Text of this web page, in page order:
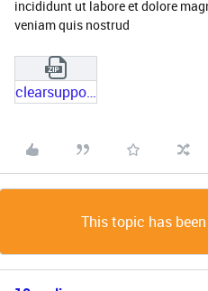
incididunt ut labore et dolore
veniam quis nostrud
clearsupportv1.3_11832.zip
This topic has